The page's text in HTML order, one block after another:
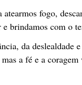
fogo,
brindamos com o
da
a fé e a